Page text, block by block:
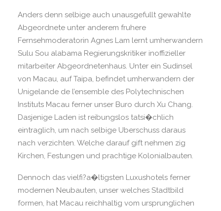
Anders denn selbige auch unausgefullt gewahlte
Abgeordnete unter anderem fruhere
Fernsehmoderatorin Agnes Lam lernt umherwandern
Sulu Sou alabama Regierungskritiker inoffizieller
mitarbeiter Abgeordnetenhaus. Unter ein Sudinsel
von Macau, auf Taipa, befindet umherwandern der
Unigelande de l’ensemble des Polytechnischen
Instituts Macau ferner unser Buro durch Xu Chang.
Dasjenige Laden ist reibungslos tatsi�chlich
eintraglich, um nach selbige Uberschuss daraus
nach verzichten. Welche darauf gift nehmen zig
Kirchen, Festungen und prachtige Kolonialbauten.
Dennoch das vielfi?a�ltigsten Luxushotels ferner
modernen Neubauten, unser welches Stadtbild
formen, hat Macau reichhaltig vom ursprunglichen